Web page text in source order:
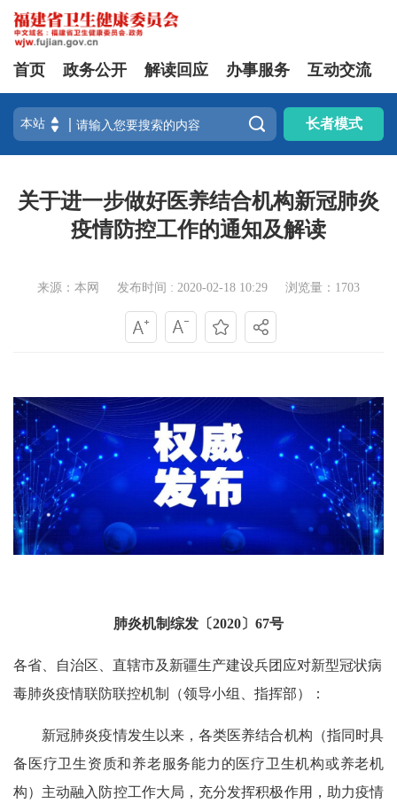
首页 政务公开 解读回应 办事服务 互动交流
 长者模式
关于进一步做好医养结合机构新冠肺炎
疫情防控工作的通知及解读
来源：本网 发布时间 : 2020-02-18 10:29 浏览量：1703
肺炎机制综发〔2020〕67号
各省、自治区、直辖市及新疆生产建设兵团应对新型冠状病
毒肺炎疫情联防联控机制（领导小组、指挥部）：
新冠肺炎疫情发生以来，各类医养结合机构（指同时具
备医疗卫生资质和养老服务能力的医疗卫生机构或养老机
构）主动融入防控工作大局，充分发挥积极作用，助力疫情